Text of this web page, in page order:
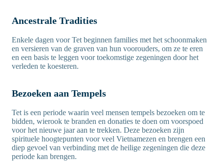
Ancestrale Tradities
Enkele dagen voor Tet beginnen families met het schoonmaken
en versieren van de graven van hun voorouders, om ze te eren
en een basis te leggen voor toekomstige zegeningen door het
verleden te koesteren.
Bezoeken aan Tempels
Tet is een periode waarin veel mensen tempels bezoeken om te
bidden, wierook te branden en donaties te doen om voorspoed
voor het nieuwe jaar aan te trekken. Deze bezoeken zijn
spirituele hoogtepunten voor veel Vietnamezen en brengen een
diep gevoel van verbinding met de heilige zegeningen die deze
periode kan brengen.